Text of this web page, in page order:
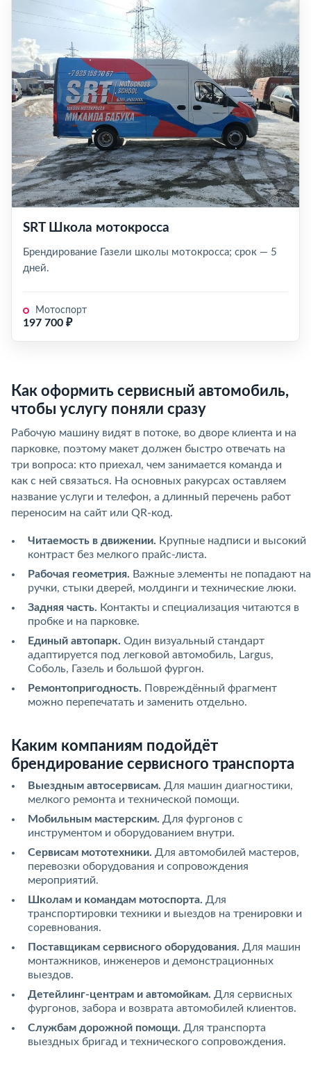
SRT Школа мотокросса
Брендирование Газели школы мотокросса; срок — 5
дней.
Мотоспорт
197 700 ₽
Как оформить сервисный автомобиль,
чтобы услугу поняли сразу
Рабочую машину видят в потоке, во дворе клиента и на
парковке, поэтому макет должен быстро отвечать на
три вопроса: кто приехал, чем занимается команда и
как с ней связаться. На основных ракурсах оставляем
название услуги и телефон, а длинный перечень работ
переносим на сайт или QR-код.
Читаемость в движении. Крупные надписи и высокий
контраст без мелкого прайс-листа.
Рабочая геометрия. Важные элементы не попадают на
ручки, стыки дверей, молдинги и технические люки.
Задняя часть. Контакты и специализация читаются в
пробке и на парковке.
Единый автопарк. Один визуальный стандарт
адаптируется под легковой автомобиль, Largus,
Соболь, Газель и большой фургон.
Ремонтопригодность. Повреждённый фрагмент
можно перепечатать и заменить отдельно.
Каким компаниям подойдёт
брендирование сервисного транспорта
Выездным автосервисам. Для машин диагностики,
мелкого ремонта и технической помощи.
Мобильным мастерским. Для фургонов с
инструментом и оборудованием внутри.
Сервисам мототехники. Для автомобилей мастеров,
перевозки оборудования и сопровождения
мероприятий.
Школам и командам мотоспорта. Для
транспортировки техники и выездов на тренировки и
соревнования.
Поставщикам сервисного оборудования. Для машин
монтажников, инженеров и демонстрационных
выездов.
Детейлинг-центрам и автомойкам. Для сервисных
фургонов, забора и возврата автомобилей клиентов.
Службам дорожной помощи. Для транспорта
выездных бригад и технического сопровождения.